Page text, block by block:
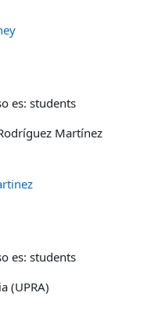
es: students
Martínez
es: students
(UPRA)